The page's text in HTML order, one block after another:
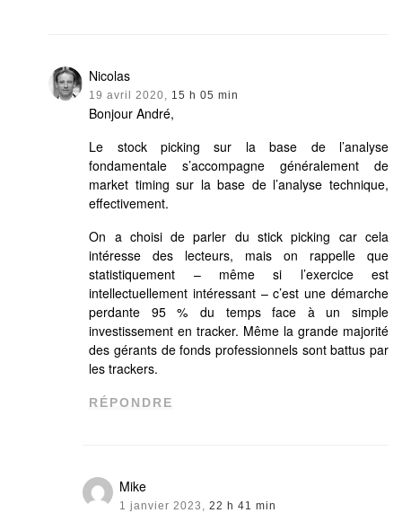
Nicolas
19 avril 2020, 15 h 05 min
Bonjour André,
Le stock picking sur la base de l’analyse
fondamentale s’accompagne généralement de
market timing sur la base de l’analyse technique,
effectivement.
On a choisi de parler du stick picking car cela
intéresse des lecteurs, mais on rappelle que
statistiquement – même si l’exercice est
intellectuellement intéressant – c’est une démarche
perdante 95 % du temps face à un simple
investissement en tracker. Même la grande majorité
des gérants de fonds professionnels sont battus par
les trackers.
RÉPONDRE
Mike
1 janvier 2023, 22 h 41 min